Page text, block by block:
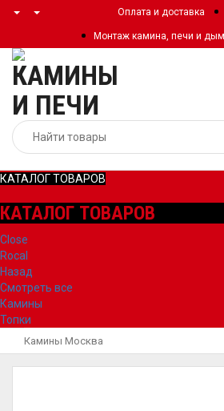
Оплата и доставка
Монтаж камина, печи и
КАТАЛОГ ТОВАРОВ
КАТАЛОГ ТОВАРОВ
Close
Rocal
Назад
Смотреть все
Камины
Топки
Камины Москва